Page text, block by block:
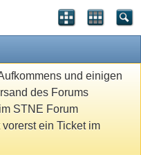
und einigen
des Forums
STNE Forum
ein Ticket im